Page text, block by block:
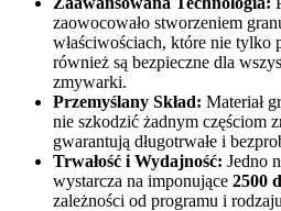
zaowocowało stworzeniem
właściwościach, które nie tylko
również są bezpieczne dla
zmywarki.
Przemyślany Skład: Materiał
nie szkodzić żadnym częściom
gwarantują długotrwałe i
Trwałość i Wydajność: Jedno
wystarcza na imponujące 2500
zależności od programu i